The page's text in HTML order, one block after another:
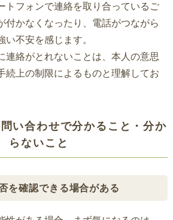
トフォンで連絡を取り合っているご
付かなくなったり、電話がつながら
い不安を感じます。
連絡がとれないことは、本人の意思
続上の制限によるものと理解してお
い合わせで分かること・分か
らないこと
確認できる場合がある